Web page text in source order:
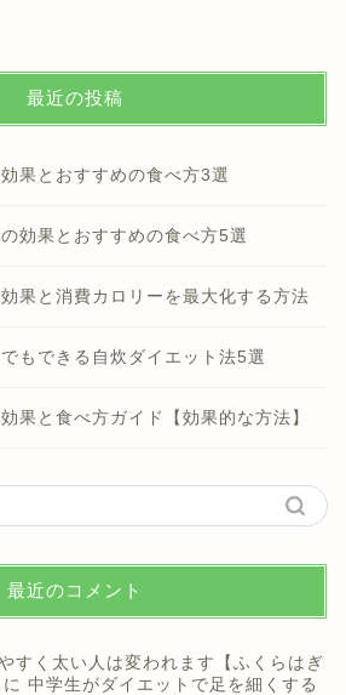
最近の投稿
果とおすすめの食べ方3選
効果とおすすめの食べ方5選
果と消費カロリーを最大化する方法
もできる自炊ダイエット法5選
果と食べ方ガイド【効果的な方法】
最近のコメント
すく太い人は変われます【ふくらはぎ
に 中学生がダイエットで足を細くする